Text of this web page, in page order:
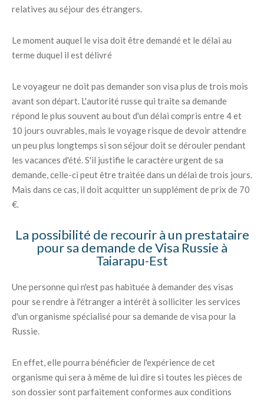
relatives au séjour des étrangers.
Le moment auquel le visa doit être demandé et le délai au
terme duquel il est délivré
Le voyageur ne doit pas demander son visa plus de trois mois
avant son départ. L'autorité russe qui traite sa demande
répond le plus souvent au bout d'un délai compris entre 4 et
10 jours ouvrables, mais le voyage risque de devoir attendre
un peu plus longtemps si son séjour doit se dérouler pendant
les vacances d'été. S'il justifie le caractère urgent de sa
demande, celle-ci peut être traitée dans un délai de trois jours.
Mais dans ce cas, il doit acquitter un supplément de prix de 70
€.
La possibilité de recourir à un prestataire
pour sa demande de Visa Russie à
Taiarapu-Est
Une personne qui n'est pas habituée à demander des visas
pour se rendre à l'étranger a intérêt à solliciter les services
d'un organisme spécialisé pour sa demande de visa pour la
Russie.
En effet, elle pourra bénéficier de l'expérience de cet
organisme qui sera à même de lui dire si toutes les pièces de
son dossier sont parfaitement conformes aux conditions